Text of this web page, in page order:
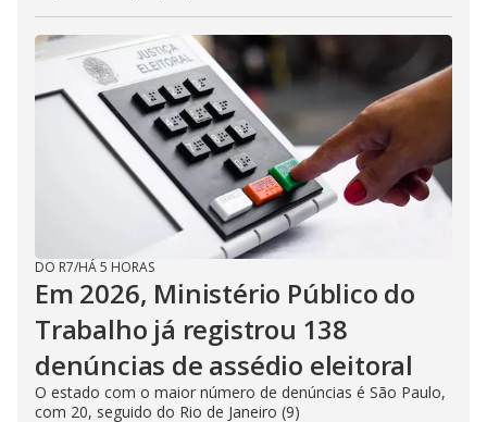
DO R7/HÁ 5 HORAS
Em 2026, Ministério Público do
Trabalho já registrou 138
denúncias de assédio eleitoral
O estado com o maior número de denúncias é São Paulo,
com 20, seguido do Rio de Janeiro (9)